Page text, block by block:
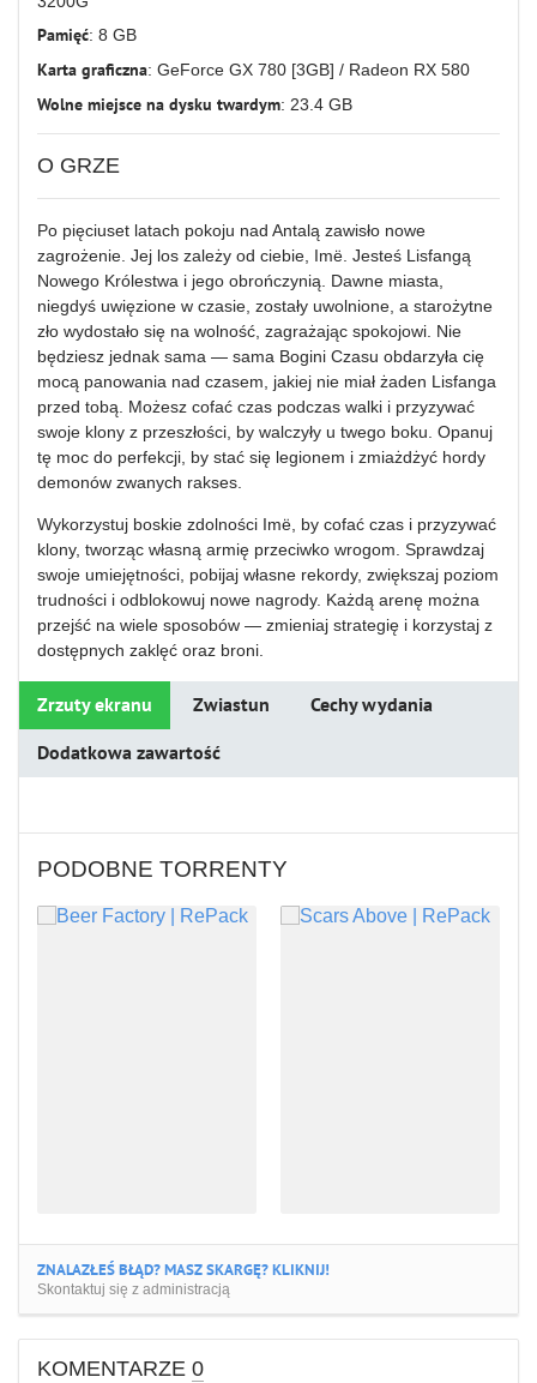
Pamięć: 8 GB
Karta graficzna: GeForce GX 780 [3GB] / Radeon RX 580
Wolne miejsce na dysku twardym: 23.4 GB
O GRZE
Po pięciuset latach pokoju nad Antalą zawisło nowe
zagrożenie. Jej los zależy od ciebie, Imë. Jesteś Lisfangą
Nowego Królestwa i jego obrończynią. Dawne miasta,
niegdyś uwięzione w czasie, zostały uwolnione, a starożytne
zło wydostało się na wolność, zagrażając spokojowi. Nie
będziesz jednak sama — sama Bogini Czasu obdarzyła cię
mocą panowania nad czasem, jakiej nie miał żaden Lisfanga
przed tobą. Możesz cofać czas podczas walki i przyzywać
swoje klony z przeszłości, by walczyły u twego boku. Opanuj
tę moc do perfekcji, by stać się legionem i zmiażdżyć hordy
demonów zwanych rakses.
Wykorzystuj boskie zdolności Imë, by cofać czas i przyzywać
klony, tworząc własną armię przeciwko wrogom. Sprawdzaj
swoje umiejętności, pobijaj własne rekordy, zwiększaj poziom
trudności i odblokowuj nowe nagrody. Każdą arenę można
przejść na wiele sposobów — zmieniaj strategię i korzystaj z
dostępnych zaklęć oraz broni.
Zrzuty ekranu Zwiastun Cechy wydania
Dodatkowa zawartość
PODOBNE TORRENTY
ZNALAZŁEŚ BŁĄD? MASZ SKARGĘ? KLIKNIJ!
Skontaktuj się z administracją
KOMENTARZE 0